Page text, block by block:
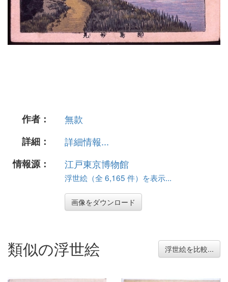
作者：
無款
詳細：
詳細情報...
情報源：
江戸東京博物館
浮世絵（全 6,165 件）を表示...
画像をダウンロード
類似の浮世絵 浮世絵を比較...